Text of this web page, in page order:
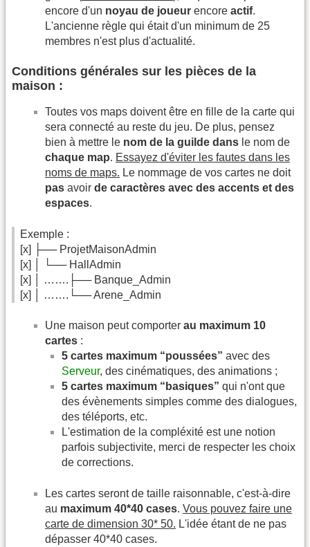
encore d'un noyau de joueur encore actif.
L'ancienne règle qui était d'un minimum de 25
membres n'est plus d'actualité.
Conditions générales sur les pièces de la
maison :
Toutes vos maps doivent être en fille de la carte qui
sera connecté au reste du jeu. De plus, pensez
bien à mettre le nom de la guilde dans le nom de
chaque map. Essayez d'éviter les fautes dans les
noms de maps. Le nommage de vos cartes ne doit
pas avoir de caractères avec des accents et des
espaces.
Exemple :
[x] ├── ProjetMaisonAdmin
[x] │ └── HallAdmin
[x] │ …….├── Banque_Admin
[x] │ …….└── Arene_Admin
Une maison peut comporter au maximum 10
cartes :
5 cartes maximum “poussées” avec des
Serveur, des cinématiques, des animations ;
5 cartes maximum “basiques” qui n'ont que
des évènements simples comme des dialogues,
des téléports, etc.
L'estimation de la compléxité est une notion
parfois subjectivite, merci de respecter les choix
de corrections.
Les cartes seront de taille raisonnable, c'est-à-dire
au maximum 40*40 cases. Vous pouvez faire une
carte de dimension 30* 50. L'idée étant de ne pas
dépasser 40*40 cases.